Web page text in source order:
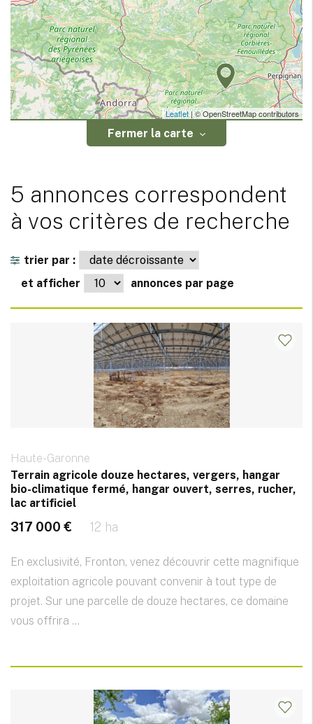
Leaflet| © OpenStreetMap contributors
Fermer la carte
5 annonces correspondent
à vos critères de recherche
trier par :
et afficher
annonces par page
Haute-Garonne
Terrain agricole douze hectares, vergers, hangar
bio-climatique fermé, hangar ouvert, serres, rucher,
lac artificiel
317 000 € 12 ha
En exclusivité, Fronton, venez découvrir cette magnifique
exploitation agricole pouvant convenir à tout type de
projet. Sur une parcelle de douze hectares, ce domaine
vous offrira ...